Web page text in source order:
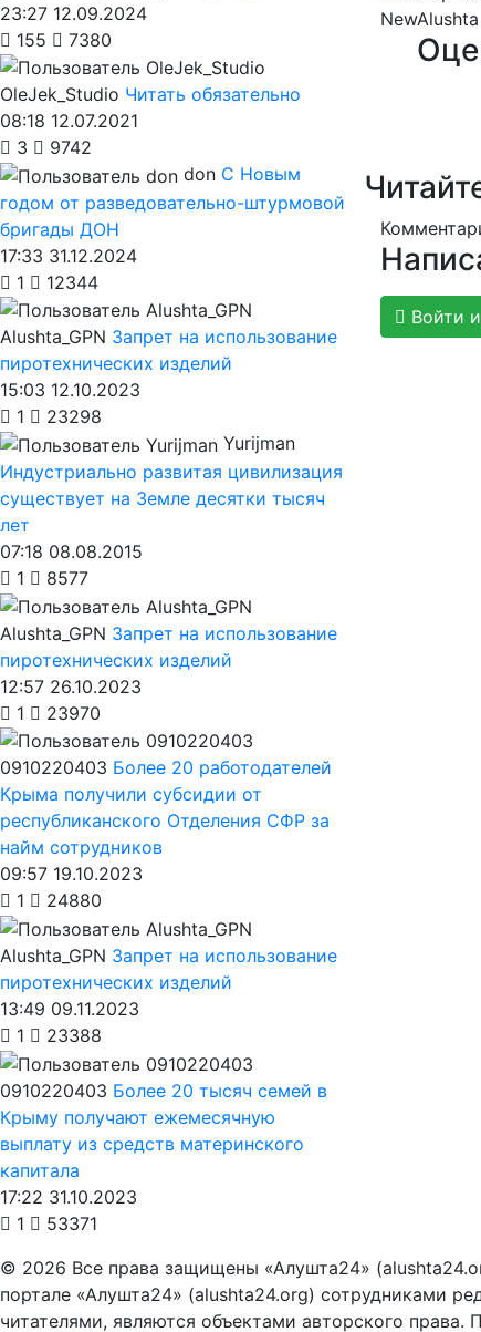
NewAlushta
Войти
23:27 12.09.2024
155
7380
OleJek_Studio Читать обязательно
08:18 12.07.2021
3
9742
don С Новым
годом от разведовательно-штурмовой
бригады ДОН
17:33 31.12.2024
1
12344
Alushta_GPN Запрет на использование
пиротехнических изделий
15:03 12.10.2023
1
23298
Yurijman
Индустриально развитая цивилизация
существует на Земле десятки тысяч
лет
07:18 08.08.2015
1
8577
Alushta_GPN Запрет на использование
пиротехнических изделий
12:57 26.10.2023
1
23970
0910220403 Более 20 работодателей
Крыма получили субсидии от
республиканского Отделения СФР за
найм сотрудников
09:57 19.10.2023
1
24880
Alushta_GPN Запрет на использование
пиротехнических изделий
13:49 09.11.2023
1
23388
0910220403 Более 20 тысяч семей в
Крыму получают ежемесячную
выплату из средств материнского
капитала
17:22 31.10.2023
1
53371
© 2026 Все права защищены «Алушта24»
портале «Алушта24» (alushta24.org) сотрудниками
читателями, являются объектами авторского права.